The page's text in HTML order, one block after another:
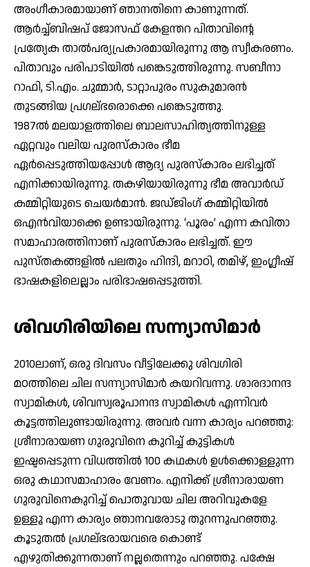
അംഗീകാരമായാണ് ഞാനതിനെ കാണുന്നത്.
ആര്‍ച്ച്ബിഷപ് ജോസഫ് കേളന്തറ പിതാവിന്റെ
പ്രത്യേക താല്‍പര്യപ്രകാരമായിരുന്നു ആ സ്വീകരണം.
പിതാവും പരിപാടിയില്‍ പങ്കെടുത്തിരുന്നു. സബീനാ
റാഫി, ടി.എം. ചുമ്മാര്‍, ടാറ്റാപുരം സുകുമാരന്‍
തുടങ്ങിയ പ്രഗല്ഭരൊക്കെ പങ്കെടുത്തു.
1987ല്‍ മലയാളത്തിലെ ബാലസാഹിത്യത്തിനുള്ള
ഏറ്റവും വലിയ പുരസ്‌കാരം ഭീമ
ഏര്‍പ്പെടുത്തിയപ്പോള്‍ ആദ്യ പുരസ്‌കാരം ലഭിച്ചത്
എനിക്കായിരുന്നു. തകഴിയായിരുന്നു ഭീമ അവാര്‍ഡ്
കമ്മിറ്റിയുടെ ചെയര്‍മാന്‍. ജഡ്ജിംഗ് കമ്മിറ്റിയില്‍
ഒഎന്‍വിയാക്കെ ഉണ്ടായിരുന്നു. ‘പൂരം’ എന്ന കവിതാ
സമാഹാരത്തിനാണ് പുരസ്‌കാരം ലഭിച്ചത്. ഈ
പുസ്തകങ്ങളില്‍ പലതും ഹിന്ദി, മറാഠി, തമിഴ്, ഇംഗ്ലീഷ്
ഭാഷകളിലെല്ലാം പരിഭാഷപ്പെടുത്തി.
ശിവഗിരിയിലെ സന്ന്യാസിമാര്‍
2010ലാണ്, ഒരു ദിവസം വീട്ടിലേക്കു ശിവഗിരി
മഠത്തിലെ ചില സന്ന്യാസിമാര്‍ കയറിവന്നു. ശാരദാനന്ദ
സ്വാമികള്‍, ശിവസ്വരൂപാനന്ദ സ്വാമികള്‍ എന്നിവര്‍
കൂട്ടത്തിലുണ്ടായിരുന്നു. അവര്‍ വന്ന കാര്യം പറഞ്ഞു:
ശ്രീനാരായണ ഗുരുവിനെ കുറിച്ച് കുട്ടികള്‍
ഇഷ്ടപ്പെടുന്ന വിധത്തില്‍ 100 കഥകള്‍ ഉള്‍ക്കൊള്ളുന്ന
ഒരു കഥാസമാഹാരം വേണം. എനിക്ക് ശ്രീനാരായണ
ഗുരുവിനെകുറിച്ച് പൊതുവായ ചില അറിവുകളേ
ഉള്ളൂ എന്ന കാര്യം ഞാനവരോടു തുറന്നുപറഞ്ഞു.
കൂടുതല്‍ പ്രഗല്ഭരായവരെ കൊണ്ട്
എഴുതിക്കുന്നതാണ് നല്ലതെന്നും പറഞ്ഞു. പക്ഷേ